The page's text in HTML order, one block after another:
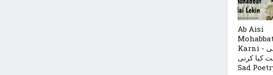
Ab Aisi
Karni - اب ایسی
کیا کرنی -
Sad